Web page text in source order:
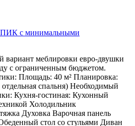
ПИК с минимальными
вариант меблировки евро-двушки
с ограниченным бюджетом.
Площадь: 40 м² Планировка:
спальня) Необходимый
Кухня-гостиная: Кухонный
Холодильник
Духовка Варочная панель
стол со стульями Диван